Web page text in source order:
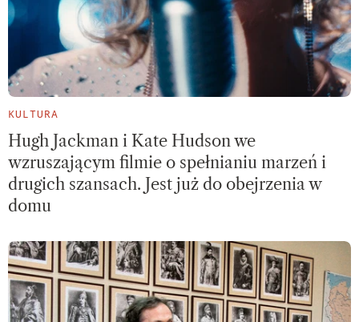
KULTURA
Hugh Jackman i Kate Hudson we
wzruszającym filmie o spełnianiu marzeń i
drugich szansach. Jest już do obejrzenia w
domu